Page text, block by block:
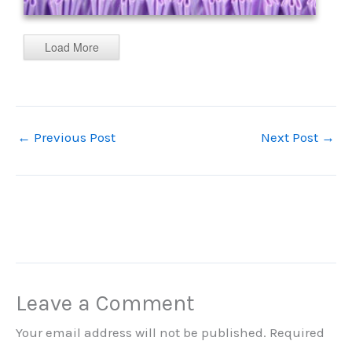
Load More
← Previous Post Next Post →
Leave a Comment
Your email address will not be published. Required